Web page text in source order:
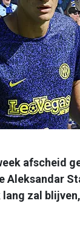
afscheid
Aleksandar
zal